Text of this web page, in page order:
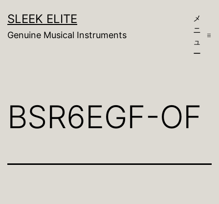
ン
テ
SLEEK ELITE
Genuine Musical Instruments
メ
ニ
ュ
ー
BSR6EGF-OF